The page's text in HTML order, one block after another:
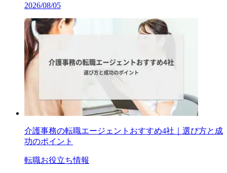
2026/08/05
介護事務の転職エージェントおすすめ4社｜選び方と成
功のポイント
転職お役立ち情報